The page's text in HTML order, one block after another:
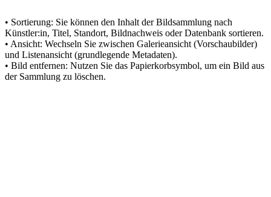
• Sortierung: Sie können den Inhalt der Bildsammlung nach
Künstler:in, Titel, Standort, Bildnachweis oder Datenbank sortieren.
• Ansicht: Wechseln Sie zwischen Galerieansicht (Vorschaubilder)
und Listenansicht (grundlegende Metadaten).
• Bild entfernen: Nutzen Sie das Papierkorbsymbol, um ein Bild aus
der Sammlung zu löschen.